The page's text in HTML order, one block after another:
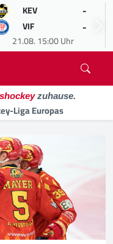
KEV -
VIF -
21.08. 15:00 Uhr
zuhause.
Liga Europas